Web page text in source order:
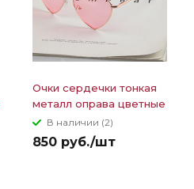
Очки сердечки тонкая
металл оправа цветные
линзыВ наличии (2)
850 руб./шт